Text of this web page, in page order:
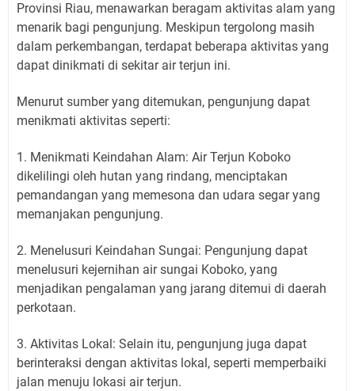
Provinsi Riau, menawarkan beragam aktivitas alam yang
menarik bagi pengunjung. Meskipun tergolong masih
dalam perkembangan, terdapat beberapa aktivitas yang
dapat dinikmati di sekitar air terjun ini.
Menurut sumber yang ditemukan, pengunjung dapat
menikmati aktivitas seperti:
1. Menikmati Keindahan Alam: Air Terjun Koboko
dikelilingi oleh hutan yang rindang, menciptakan
pemandangan yang memesona dan udara segar yang
memanjakan pengunjung.
2. Menelusuri Keindahan Sungai: Pengunjung dapat
menelusuri kejernihan air sungai Koboko, yang
menjadikan pengalaman yang jarang ditemui di daerah
perkotaan.
3. Aktivitas Lokal: Selain itu, pengunjung juga dapat
berinteraksi dengan aktivitas lokal, seperti memperbaiki
jalan menuju lokasi air terjun.